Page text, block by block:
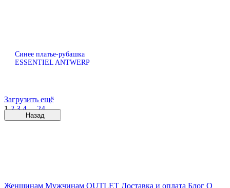
Синее платье-рубашка
ESSENTIEL ANTWERP
Назад
Загрузить ещё
1 234...24
Женщинам Мужчинам OUTLET Доставка и оплата Блог О